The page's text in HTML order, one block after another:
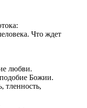
Что ждет
любви.
Божии.
тленность,